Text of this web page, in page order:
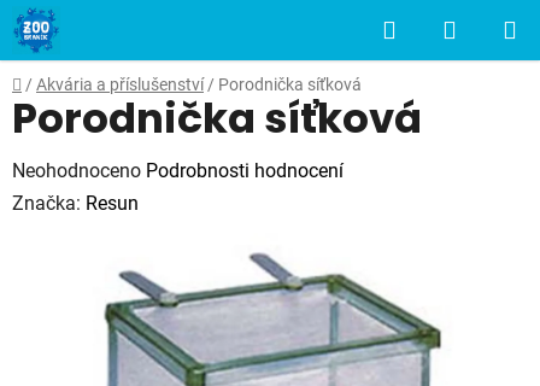
Přejít
na
obsah
Hledat
KOŠÍK
Domů
/ Akvária a příslušenství / Porodnička síťková
Porodnička síťková
Průměrné
hodnocení
Neohodnoceno Podrobnosti hodnocení
Značka: Resun